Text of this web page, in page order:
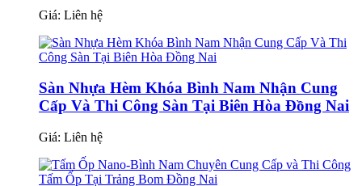
Giá: Liên hệ
Sàn Nhựa Hèm Khóa Bình Nam Nhận Cung
Cấp Và Thi Công Sàn Tại Biên Hòa Đồng Nai
Giá: Liên hệ